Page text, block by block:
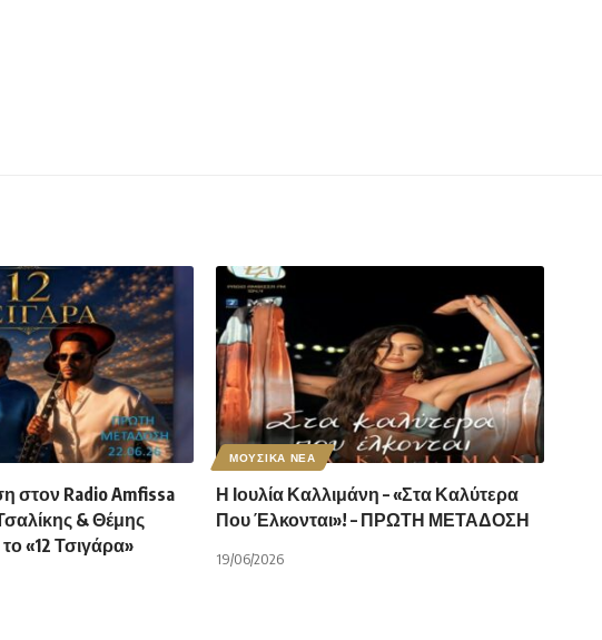
στον Radio Amfissa
& Θέμης
«12 Τσιγάρα»
ΜΟΥΣΙΚΑ ΝΕΑ
Η Ιουλία Καλλιμάνη – «Στα Καλύτερα
Που Έλκονται»! – ΠΡΩΤΗ ΜΕΤΑΔΟΣΗ
19/06/2026